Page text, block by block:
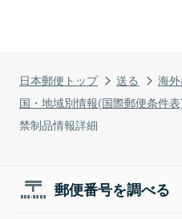
日本郵便トップ 送る
海
国・地域別情報(国際郵便条件
禁制品情報詳細
郵便番号を調べる